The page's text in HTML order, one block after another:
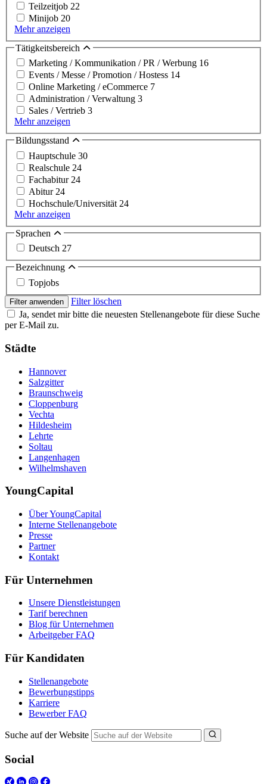
Teilzeitjob 22
Minijob 20
Mehr anzeigen
Tätigkeitsbereich
Marketing / Kommunikation / PR / Werbung 16
Events / Messe / Promotion / Hostess 14
Online Marketing / eCommerce 7
Administration / Verwaltung 3
Sales / Vertrieb 3
Mehr anzeigen
Bildungsstand
Hauptschule 30
Realschule 24
Fachabitur 24
Abitur 24
Hochschule/Universität 24
Mehr anzeigen
Sprachen
Deutsch 27
Bezeichnung
Topjobs
Filter anwenden
Filter löschen
Ja, sendet mir bitte die neuesten Stellenangebote für diese Suche
per E-Mail zu.
Städte
Hannover
Salzgitter
Braunschweig
Cloppenburg
Vechta
Hildesheim
Lehrte
Soltau
Langenhagen
Wilhelmshaven
YoungCapital
Über YoungCapital
Interne Stellenangebote
Presse
Partner
Kontakt
Für Unternehmen
Unsere Dienstleistungen
Tarif berechnen
Blog für Unternehmen
Arbeitgeber FAQ
Für Kandidaten
Stellenangebote
Bewerbungstipps
Karriere
Bewerber FAQ
Suche auf der Website
Social